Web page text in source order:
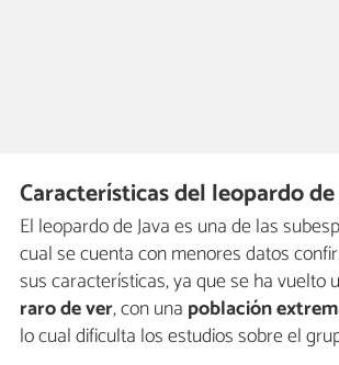
Características del leopardo de
El leopardo de Java es una de las
cual se cuenta con menores datos
sus características, ya que se ha vuelto
raro de ver, con una población
lo cual dificulta los estudios sobre el